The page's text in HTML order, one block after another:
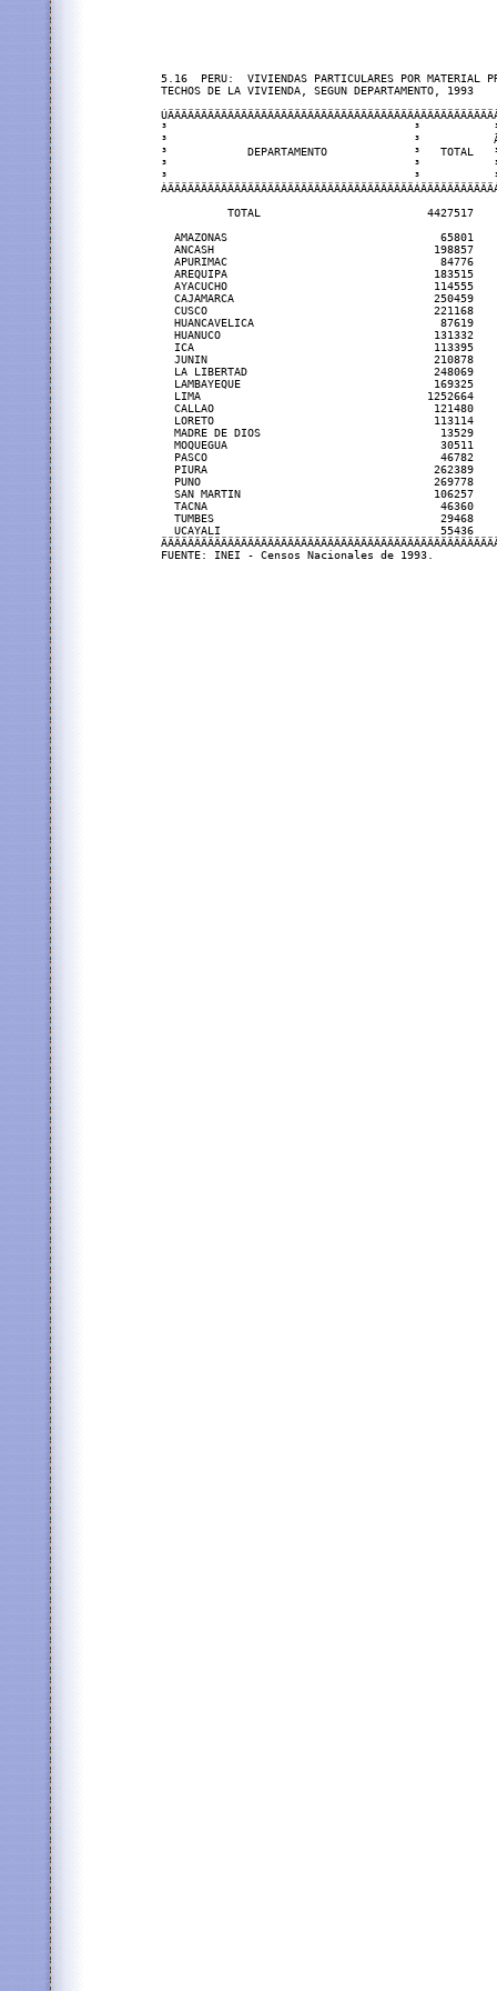
5.16  PERU:  VIVIENDAS PARTICULARES POR MATERIAL
TECHOS DE LA VIVIENDA, SEGUN DEPARTAMENTO, 1993
³                                     ³           ³
³                                     ³
³            DEPARTAMENTO             ³
³                                     ³           ³
³                                     ³           ³
TOTAL                         4427517
AMAZONAS                                65801
ANCASH                                 198857
APURIMAC                                84776
AREQUIPA                               183515
AYACUCHO                               114555
CAJAMARCA                              250459
CUSCO                                  221168
HUANCAVELICA                            87619
HUANUCO                                131332
ICA                                    113395
JUNIN                                  210878
LA LIBERTAD                            248069
LAMBAYEQUE                             169325
LIMA                                  1252664
CALLAO                                 121480
LORETO                                 113114
MADRE DE DIOS                           13529
MOQUEGUA                                30511
PASCO                                   46782
PIURA                                  262389
PUNO                                   269778
SAN MARTIN                             106257
TACNA                                   46360
TUMBES                                  29468
UCAYALI                                 55436
FUENTE: INEI - Censos Nacionales de 1993.